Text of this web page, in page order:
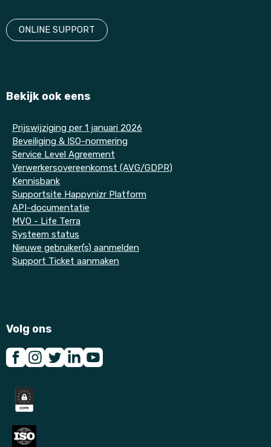
ONLINE SUPPORT
Bekijk ook eens
Prijswijziging per 1 januari 2026
Beveiliging & ISO-normering
Service Level Agreement
Verwerkersovereenkomst (AVG/GDPR)
Kennisbank
Supportsite Happynizr Platform
API-documentatie
MVO - Life Terra
Systeem status
Nieuwe gebruiker(s) aanmelden
Support Ticket aanmaken
Volg ons